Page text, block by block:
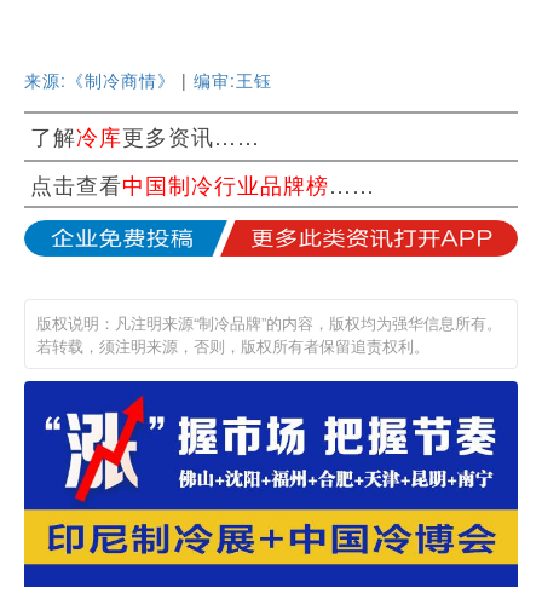
来源:《制冷商情》 | 编审:王钰
了解冷库更多资讯……
点击查看中国制冷行业品牌榜……
版权说明：凡注明来源“制冷品牌”的内容，版权均为强华信息所有。
若转载，须注明来源，否则，版权所有者保留追责权利。